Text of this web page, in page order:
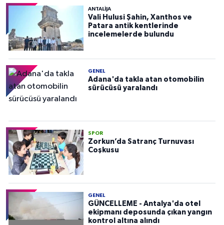
ANTALIJA
Vali Hulusi Şahin, Xanthos ve
Patara antik kentlerinde
incelemelerde bulundu
GENEL
Adana'da takla atan otomobilin
sürücüsü yaralandı
SPOR
Zorkun’da Satranç Turnuvası
Coşkusu
GENEL
GÜNCELLEME - Antalya'da otel
ekipmanı deposunda çıkan yangın
kontrol altına alındı